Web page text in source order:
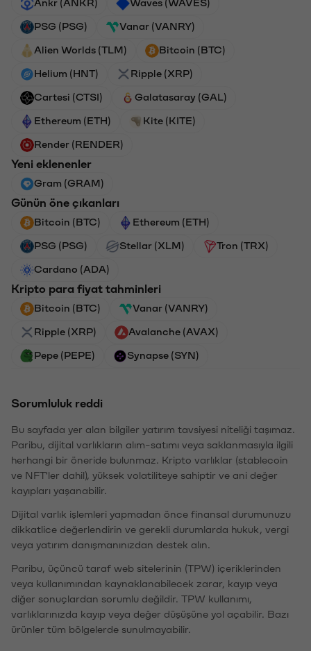
Ankr (ANKR) Waves (WAVES)
PSG (PSG) Vanar (VANRY)
Alien Worlds (TLM) Bitcoin (BTC)
Helium (HNT) Ripple (XRP)
Cartesi (CTSI) Galatasaray (GAL)
Ethereum (ETH) Kite (KITE)
Render (RENDER)
Yeni eklenenler
Gram (GRAM)
Günün öne çıkanları
Bitcoin (BTC) Ethereum (ETH)
PSG (PSG) Stellar (XLM) Tron (TRX)
Cardano (ADA)
Kripto para fiyat tahminleri
Bitcoin (BTC) Vanar (VANRY)
Ripple (XRP) Avalanche (AVAX)
Pepe (PEPE) Synapse (SYN)
Sorumluluk reddi
Bu sayfada yer alan bilgiler yatırım tavsiyesi niteliği taşımaz.
Paribu, dijital varlıkların alım-satımı veya saklanmasıyla ilgili
herhangi bir öneride bulunmaz. Kripto varlıklar (stablecoin
ve NFT'ler dahil), yüksek volatiliteye sahiptir ve ani değer
kayıpları yaşanabilir.
Dijital varlık işlemleri yapmadan önce finansal durumunuzu
dikkatlice değerlendirin ve gerekli durumlarda hukuk, vergi
veya yatırım danışmanınızdan destek alın.
Paribu, üçüncü taraf web sitelerinin (TPW) içeriklerinden
veya kullanımından kaynaklanabilecek zarar, kayıp veya
diğer sonuçlardan sorumlu değildir. TPW kullanımı,
varlıklarınızda kayıp veya değer düşüşüne yol açabilir. Bazı
ürünler tüm bölgelerde sunulmayabilir.